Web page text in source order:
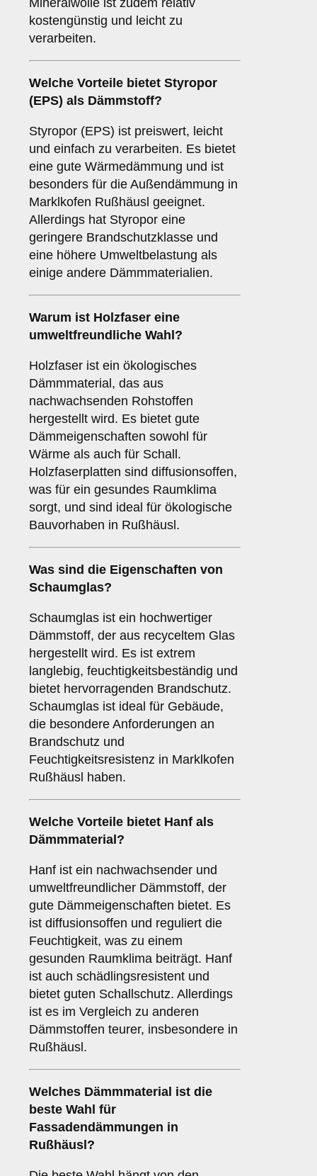
Mineralwolle ist zudem relativ
kostengünstig und leicht zu
verarbeiten.
Welche Vorteile bietet Styropor
(EPS) als Dämmstoff?
Styropor (EPS) ist preiswert, leicht
und einfach zu verarbeiten. Es bietet
eine gute Wärmedämmung und ist
besonders für die Außendämmung in
Marklkofen Rußhäusl geeignet.
Allerdings hat Styropor eine
geringere Brandschutzklasse und
eine höhere Umweltbelastung als
einige andere Dämmmaterialien.
Warum ist Holzfaser eine
umweltfreundliche Wahl?
Holzfaser ist ein ökologisches
Dämmmaterial, das aus
nachwachsenden Rohstoffen
hergestellt wird. Es bietet gute
Dämmeigenschaften sowohl für
Wärme als auch für Schall.
Holzfaserplatten sind diffusionsoffen,
was für ein gesundes Raumklima
sorgt, und sind ideal für ökologische
Bauvorhaben in Rußhäusl.
Was sind die Eigenschaften von
Schaumglas?
Schaumglas ist ein hochwertiger
Dämmstoff, der aus recyceltem Glas
hergestellt wird. Es ist extrem
langlebig, feuchtigkeitsbeständig und
bietet hervorragenden Brandschutz.
Schaumglas ist ideal für Gebäude,
die besondere Anforderungen an
Brandschutz und
Feuchtigkeitsresistenz in Marklkofen
Rußhäusl haben.
Welche Vorteile bietet Hanf als
Dämmmaterial?
Hanf ist ein nachwachsender und
umweltfreundlicher Dämmstoff, der
gute Dämmeigenschaften bietet. Es
ist diffusionsoffen und reguliert die
Feuchtigkeit, was zu einem
gesunden Raumklima beiträgt. Hanf
ist auch schädlingsresistent und
bietet guten Schallschutz. Allerdings
ist es im Vergleich zu anderen
Dämmstoffen teurer, insbesondere in
Rußhäusl.
Welches Dämmmaterial ist die
beste Wahl für
Fassadendämmungen in
Rußhäusl?